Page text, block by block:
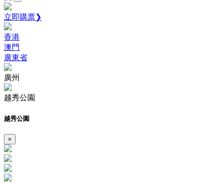
立即購票❯
香港
澳門
廣東省
廣州
越秀公園
越秀公園
×